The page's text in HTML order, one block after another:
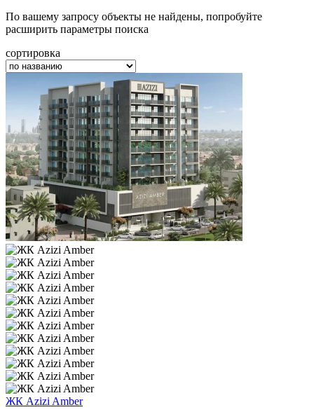
По вашему запросу объекты не найдены, попробуйте
расширить параметры поиска
сортировка
ЖК Azizi Amber